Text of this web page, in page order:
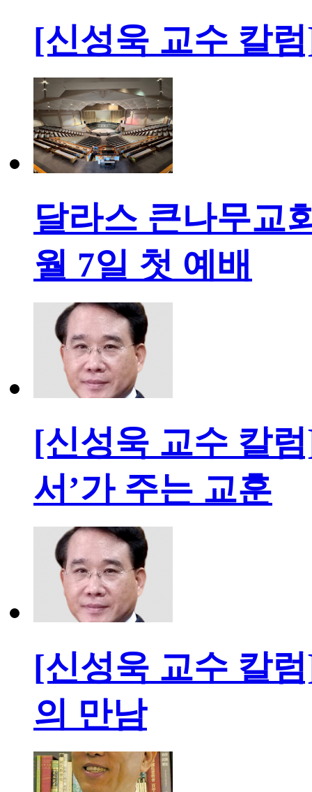
[신성욱 교수 칼
달라스 큰나무교
월 7일 첫 예배
[신성욱 교수 칼
서’가 주는 교훈
[신성욱 교수 칼
의 만남